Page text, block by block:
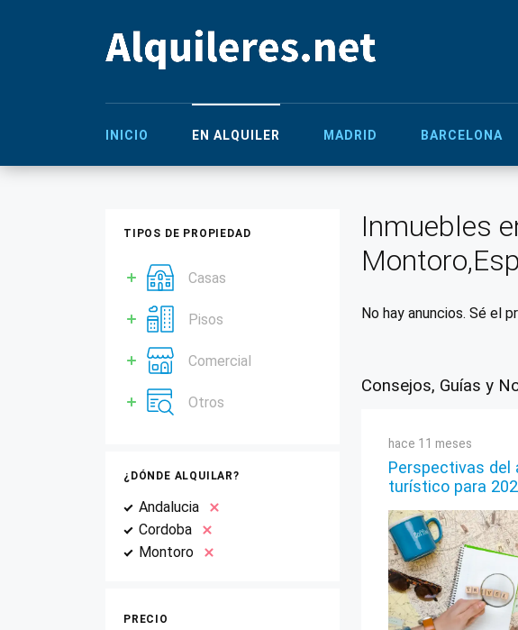
INICIO EN ALQUILER MADRID BARCELONA
TIPOS DE PROPIEDAD
Casas
Pisos
Comercial
Otros
¿DÓNDE ALQUILAR?
Andalucia
Cordoba
Montoro
PRECIO
Inmuebles
No hay anuncios. Sé el
Consejos, Guías y
hace 11 meses
Perspectivas del
turístico para